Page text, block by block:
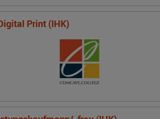
Print (IHK)